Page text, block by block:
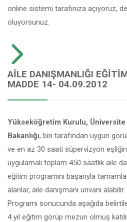
online sistemi tarafınıza açıyoruz,
oluyorsunuz.
AILE DANIŞMANLIĞI
MADDE 14- 04.09.2012
Yükseköğretim Kurulu,
Bakanlığı, biri tarafından uygun
ve en az 30 saati süpervizyon
uygulamalı toplam 450 saatlik aile
eğitim programını başarıyla
alanlar, aile danışmanı unvanı
Programı sonucunda aşağıda
4 yıl eğitim görüp mezun olmuş